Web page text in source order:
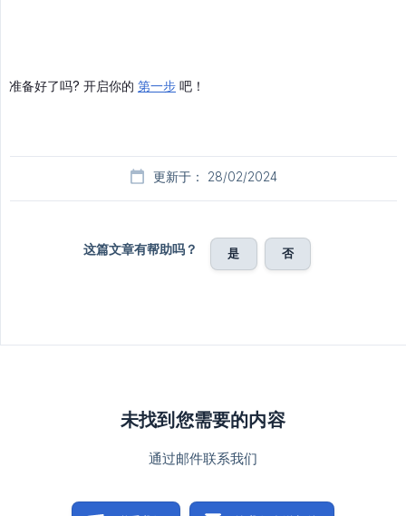
准备好了吗? 开启你的 第一步 吧！
更新于： 28/02/2024
这篇文章有帮助吗？ 是 否
未找到您需要的内容
通过邮件联系我们